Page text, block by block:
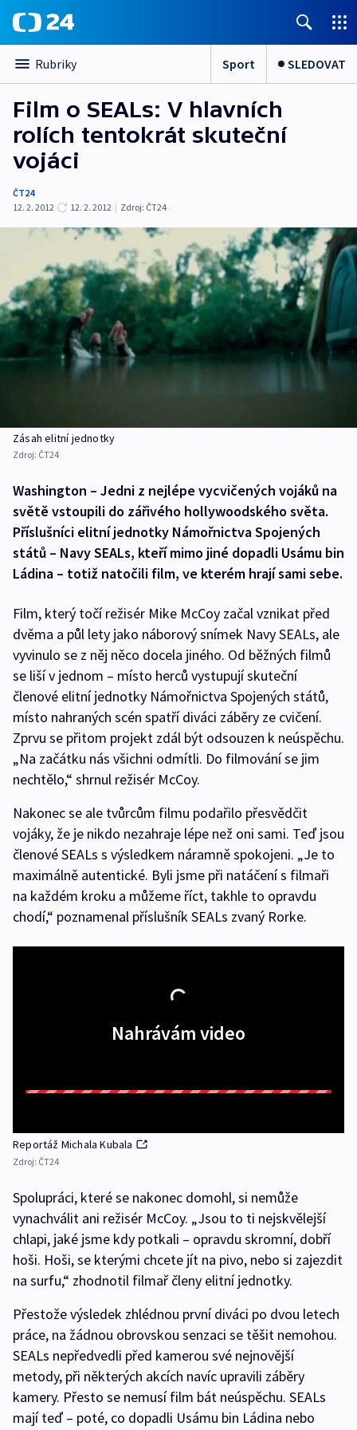
Rubriky Sport SLEDOVAT
Film o SEALs: V hlavních
rolích tentokrát skuteční
vojáci
ČT24
12. 2. 2012
12. 2. 2012 | Zdroj: ČT24
Zásah elitní jednotky
Zdroj: ČT24
Washington – Jedni z nejlépe vycvičených vojáků na
světě vstoupili do zářivého hollywoodského světa.
Příslušníci elitní jednotky Námořnictva Spojených
států – Navy SEALs, kteří mimo jiné dopadli Usámu bin
Ládina – totiž natočili film, ve kterém hrají sami sebe.
Film, který točí režisér Mike McCoy začal vznikat před
dvěma a půl lety jako náborový snímek Navy SEALs, ale
vyvinulo se z něj něco docela jiného. Od běžných filmů
se liší v jednom – místo herců vystupují skuteční
členové elitní jednotky Námořnictva Spojených států,
místo nahraných scén spatří diváci záběry ze cvičení.
Zprvu se přitom projekt zdál být odsouzen k neúspěchu.
„Na začátku nás všichni odmítli. Do filmování se jim
nechtělo,“ shrnul režisér McCoy.
Nakonec se ale tvůrcům filmu podařilo přesvědčit
vojáky, že je nikdo nezahraje lépe než oni sami. Teď jsou
členové SEALs s výsledkem náramně spokojeni. „Je to
maximálně autentické. Byli jsme při natáčení s filmaři
na každém kroku a můžeme říct, takhle to opravdu
chodí,“ poznamenal příslušník SEALs zvaný Rorke.
Nahrávám video
Reportáž Michala Kubala
Zdroj: ČT24
Spolupráci, které se nakonec domohl, si nemůže
vynachválit ani režisér McCoy. „Jsou to ti nejskvělejší
chlapi, jaké jsme kdy potkali – opravdu skromní, dobří
hoši. Hoši, se kterými chcete jít na pivo, nebo si zajezdit
na surfu,“ zhodnotil filmař členy elitní jednotky.
Přestože výsledek zhlédnou první diváci po dvou letech
práce, na žádnou obrovskou senzaci se těšit nemohou.
SEALs nepředvedli před kamerou své nejnovější
metody, při některých akcích navíc upravili záběry
kamery. Přesto se nemusí film bát neúspěchu. SEALs
mají teď – poté, co dopadli Usámu bin Ládina nebo